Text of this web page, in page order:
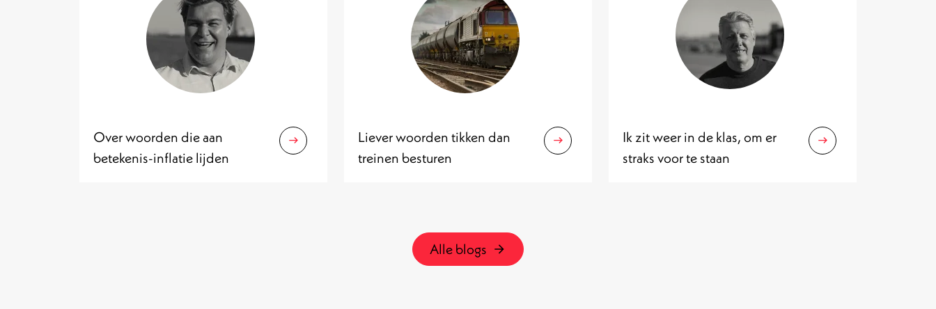
Over woorden die aan
betekenis-inflatie lijden
Liever woorden tikken dan
treinen besturen
Ik zit weer in de klas, om er
straks voor te staan
Alle blogs